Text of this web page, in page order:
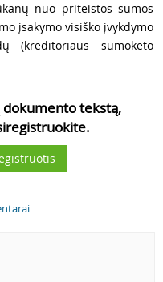
nuo priteistos sumos
įsakymo visiško įvykdymo
(kreditoriaus sumokėto
tekstą,